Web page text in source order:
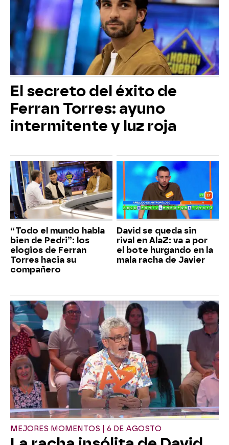
El secreto del éxito de
Ferran Torres: ayuno
intermitente y luz roja
“Todo el mundo habla
bien de Pedri”: los
elogios de Ferran
Torres hacia su
compañero
David se queda sin
rival en AlaZ: va a por
el bote hurgando en la
mala racha de Javier
MEJORES MOMENTOS | 6 DE AGOSTO